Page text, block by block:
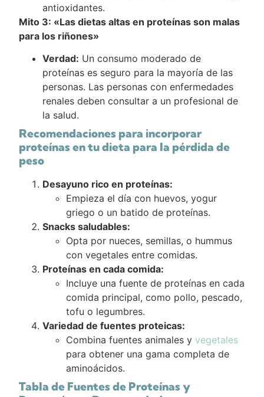
antioxidantes.
Mito 3: «Las dietas altas en proteínas son malas
para los riñones»
Verdad: Un consumo moderado de
proteínas es seguro para la mayoría de las
personas. Las personas con enfermedades
renales deben consultar a un profesional de
la salud.
Recomendaciones para incorporar
proteínas en tu dieta para la pérdida de
peso
Desayuno rico en proteínas:
Empieza el día con huevos, yogur
griego o un batido de proteínas.
Snacks saludables:
Opta por nueces, semillas, o hummus
con vegetales entre comidas.
Proteínas en cada comida:
Incluye una fuente de proteínas en cada
comida principal, como pollo, pescado,
tofu o legumbres.
Variedad de fuentes proteicas:
Combina fuentes animales y vegetales
para obtener una gama completa de
aminoácidos.
Tabla de Fuentes de Proteínas y